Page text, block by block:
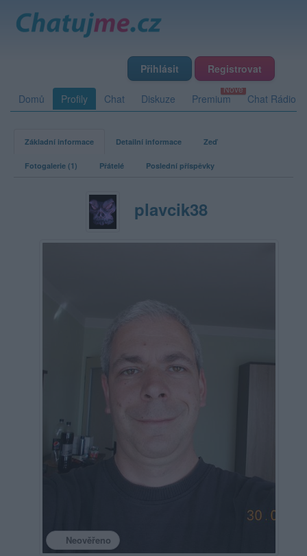
Přihlásit Registrovat
Domů Profily Chat Diskuze Premium Chat Rádio
Základní informace Detailní informace Zeď
Fotogalerie (1) Přátelé Poslední příspěvky
plavcik38
Neověřeno